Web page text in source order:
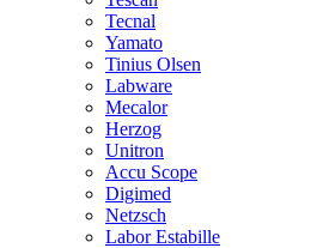
Tecnal
Yamato
Tinius Olsen
Labware
Mecalor
Herzog
Unitron
Accu Scope
Digimed
Netzsch
Labor Estabille